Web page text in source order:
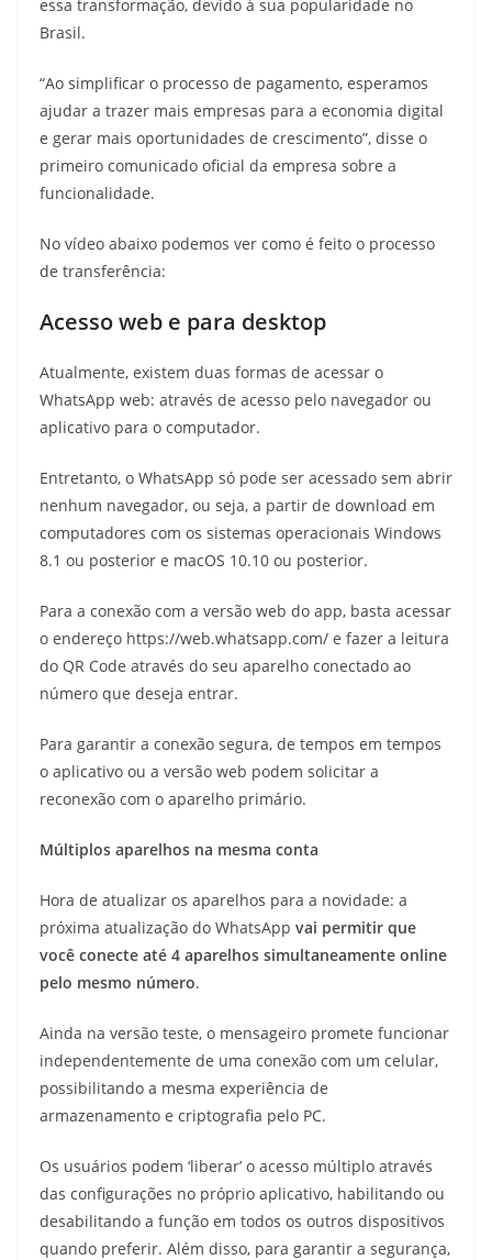
essa transformação, devido à sua popularidade no
Brasil.
“Ao simplificar o processo de pagamento, esperamos
ajudar a trazer mais empresas para a economia digital
e gerar mais oportunidades de crescimento”, disse o
primeiro comunicado oficial da empresa sobre a
funcionalidade.
No vídeo abaixo podemos ver como é feito o processo
de transferência:
Acesso web e para desktop
Atualmente, existem duas formas de acessar o
WhatsApp web: através de acesso pelo navegador ou
aplicativo para o computador.
Entretanto, o WhatsApp só pode ser acessado sem abrir
nenhum navegador, ou seja, a partir de download em
computadores com os sistemas operacionais Windows
8.1 ou posterior e macOS 10.10 ou posterior.
Para a conexão com a versão web do app, basta acessar
o endereço https://web.whatsapp.com/ e fazer a leitura
do QR Code através do seu aparelho conectado ao
número que deseja entrar.
Para garantir a conexão segura, de tempos em tempos
o aplicativo ou a versão web podem solicitar a
reconexão com o aparelho primário.
Múltiplos aparelhos na mesma conta
Hora de atualizar os aparelhos para a novidade: a
próxima atualização do WhatsApp vai permitir que
você conecte até 4 aparelhos simultaneamente online
pelo mesmo número.
Ainda na versão teste, o mensageiro promete funcionar
independentemente de uma conexão com um celular,
possibilitando a mesma experiência de
armazenamento e criptografia pelo PC.
Os usuários podem ‘liberar’ o acesso múltiplo através
das configurações no próprio aplicativo, habilitando ou
desabilitando a função em todos os outros dispositivos
quando preferir. Além disso, para garantir a segurança,